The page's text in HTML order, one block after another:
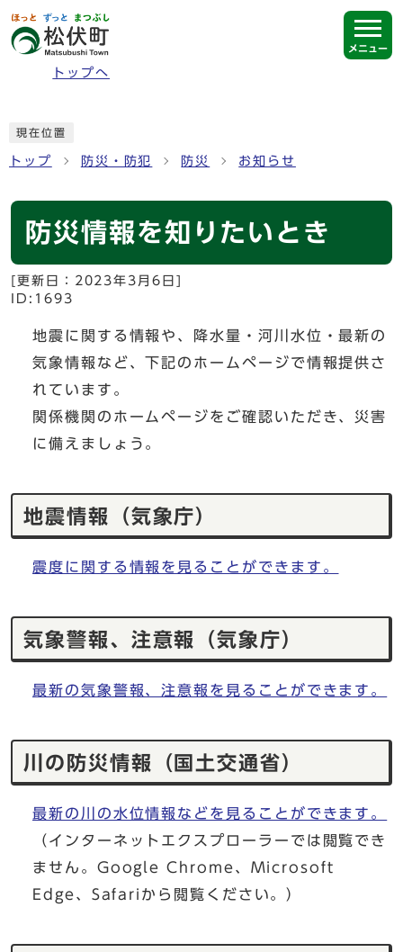
ページの先頭です
トップへ
メニュー
現在位置
トップ 防災・防犯 防災 お知らせ
防災情報を知りたいとき
[更新日： 2023年3月6日
ID:1693
地震に関する情報や、降水量・河川水位・最新の
気象情報など、下記のホームページで情報提供さ
れています。
関係機関のホームページをご確認いただき、災害
に備えましょう。
地震情報（気象庁）
震度に関する情報を見ることができます。
気象警報、注意報（気象庁）
最新の気象警報、注意報を見ることができます。
川の防災情報（国土交通省）
最新の川の水位情報などを見ることができます。
（インターネットエクスプローラーでは閲覧でき
ません。Google Chrome、Microsoft
Edge、Safariから閲覧ください。）